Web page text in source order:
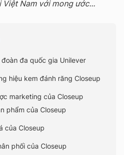
Nam với mong ước...
đa quốc gia Unilever
hiệu kem đánh răng Closeup
marketing của Closeup
phẩm của Closeup
của Closeup
phối của Closeup